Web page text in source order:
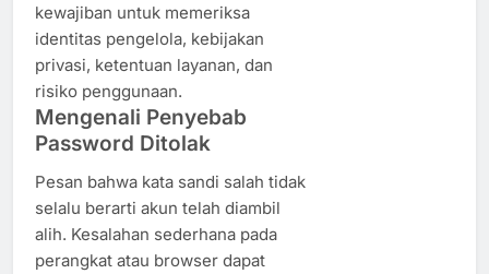
kewajiban untuk memeriksa
identitas pengelola, kebijakan
privasi, ketentuan layanan, dan
risiko penggunaan.
Mengenali Penyebab
Password Ditolak
Pesan bahwa kata sandi salah tidak
selalu berarti akun telah diambil
alih. Kesalahan sederhana pada
perangkat atau browser dapat